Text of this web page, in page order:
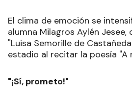
El clima de emoción se
alumna Milagros Aylén Jesee,
"Luisa Semorille de
estadio al recitar la poesía "A
"¡Sí, prometo!"